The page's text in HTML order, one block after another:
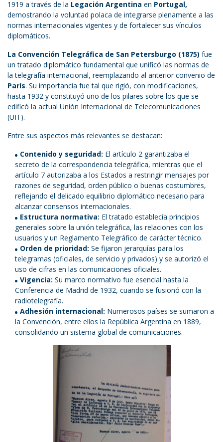
1919 a través de la Legación Argentina en Portugal,
demostrando la voluntad polaca de integrarse plenamente a las
normas internacionales vigentes y de fortalecer sus vínculos
diplomáticos.
La Convención Telegráfica de San Petersburgo (1875) fue
un tratado diplomático fundamental que unificó las normas de
la telegrafía internacional, reemplazando al anterior convenio de
París. Su importancia fue tal que rigió, con modificaciones,
hasta 1932 y constituyó uno de los pilares sobre los que se
edificó la actual Unión Internacional de Telecomunicaciones
(UIT).
Entre sus aspectos más relevantes se destacan:
Contenido y seguridad: El artículo 2 garantizaba el
secreto de la correspondencia telegráfica, mientras que el
artículo 7 autorizaba a los Estados a restringir mensajes por
razones de seguridad, orden público o buenas costumbres,
reflejando el delicado equilibrio diplomático necesario para
alcanzar consensos internacionales.
Estructura normativa: El tratado establecía principios
generales sobre la unión telegráfica, las relaciones con los
usuarios y un Reglamento Telegráfico de carácter técnico.
Orden de prioridad: Se fijaron jerarquías para los
telegramas (oficiales, de servicio y privados) y se autorizó el
uso de cifras en las comunicaciones oficiales.
Vigencia: Su marco normativo fue esencial hasta la
Conferencia de Madrid de 1932, cuando se fusionó con la
radiotelegrafía.
Adhesión internacional: Numerosos países se sumaron a
la Convención, entre ellos la República Argentina en 1889,
consolidando un sistema global de comunicaciones.